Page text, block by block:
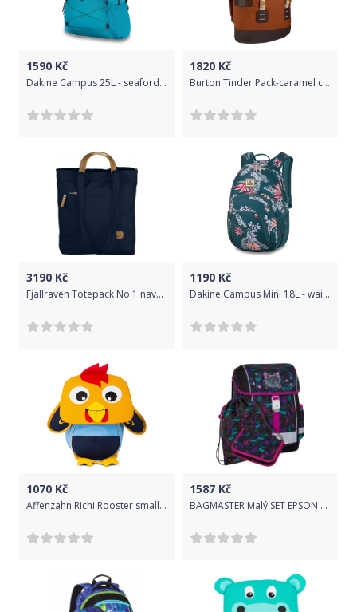
1590 Kč
Dakine Campus 25L - seaford uni
1820 Kč
Burton Tinder Pack-caramel cafe heather uni
3190 Kč
Fjallraven Totepack No.1 navy uni
1190 Kč
Dakine Campus Mini 18L - waimea uni
1070 Kč
Affenzahn Richi Rooster small - yellow uni
1587 Kč
BAGMASTER Malý SET EPSON 8 A